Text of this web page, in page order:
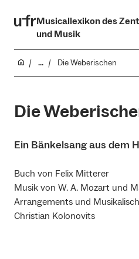
Musicallexikon des
und Musik
... Die Weberischen
Die
Ein Bänkelsang aus dem
Buch von Felix Mitterer
Musik von W. A. Mozart und
Arrangements und
Christian Kolonovits